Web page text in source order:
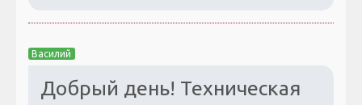
Василий
Добрый день! Техническая